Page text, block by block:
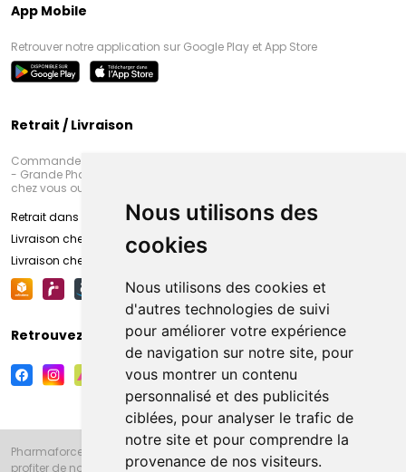
Nous utilisons des
cookies
Nous utilisons des cookies et
d'autres technologies de suivi
pour améliorer votre expérience
de navigation sur notre site, pour
vous montrer un contenu
personnalisé et des publicités
ciblées, pour analyser le trafic de
notre site et pour comprendre la
provenance de nos visiteurs.
App Mobile
Retrouver notre application sur Google Play et App Store
Retrait / Livraison
Commandez en ligne et venez chercher votre commande à Amiens
- Grande Pharmacie d’Amiens (Fachon) ou recevez-là rapidement
chez vous ou en point retrait
Retrait dans la pharmacie d’Amiens
Livraison chez vous
Livraison chez votre commerçant
Retrouvez-nous sur vos réseaux sociaux
Pharmaforce.fr et la Grande Pharmacie d’Amiens vous souhaitent de
profiter de notre accueil, de nos conseils pharmaceutiques,